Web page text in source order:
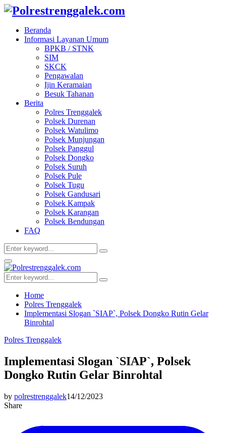
Beranda
Informasi Layanan Umum
BPKB / STNK
SIM
SKCK
Pengawalan
Ijin Keramaian
Besuk Tahanan
Berita
Polres Trenggalek
Polsek Durenan
Polsek Watulimo
Polsek Munjungan
Polsek Panggul
Polsek Dongko
Polsek Suruh
Polsek Pule
Polsek Tugu
Polsek Gandusari
Polsek Kampak
Polsek Karangan
Polsek Bendungan
FAQ
Search
for:
Search
Facebook
Twitter
Youtube
Primary
Menu
Search
for:
Search
Home
Polres Trenggalek
Implementasi Slogan `SIAP`, Polsek Dongko Rutin Gelar
Binrohtal
Polres Trenggalek
Implementasi Slogan `SIAP`, Polsek
Dongko Rutin Gelar Binrohtal
by polrestrenggalek14/12/2023
Share